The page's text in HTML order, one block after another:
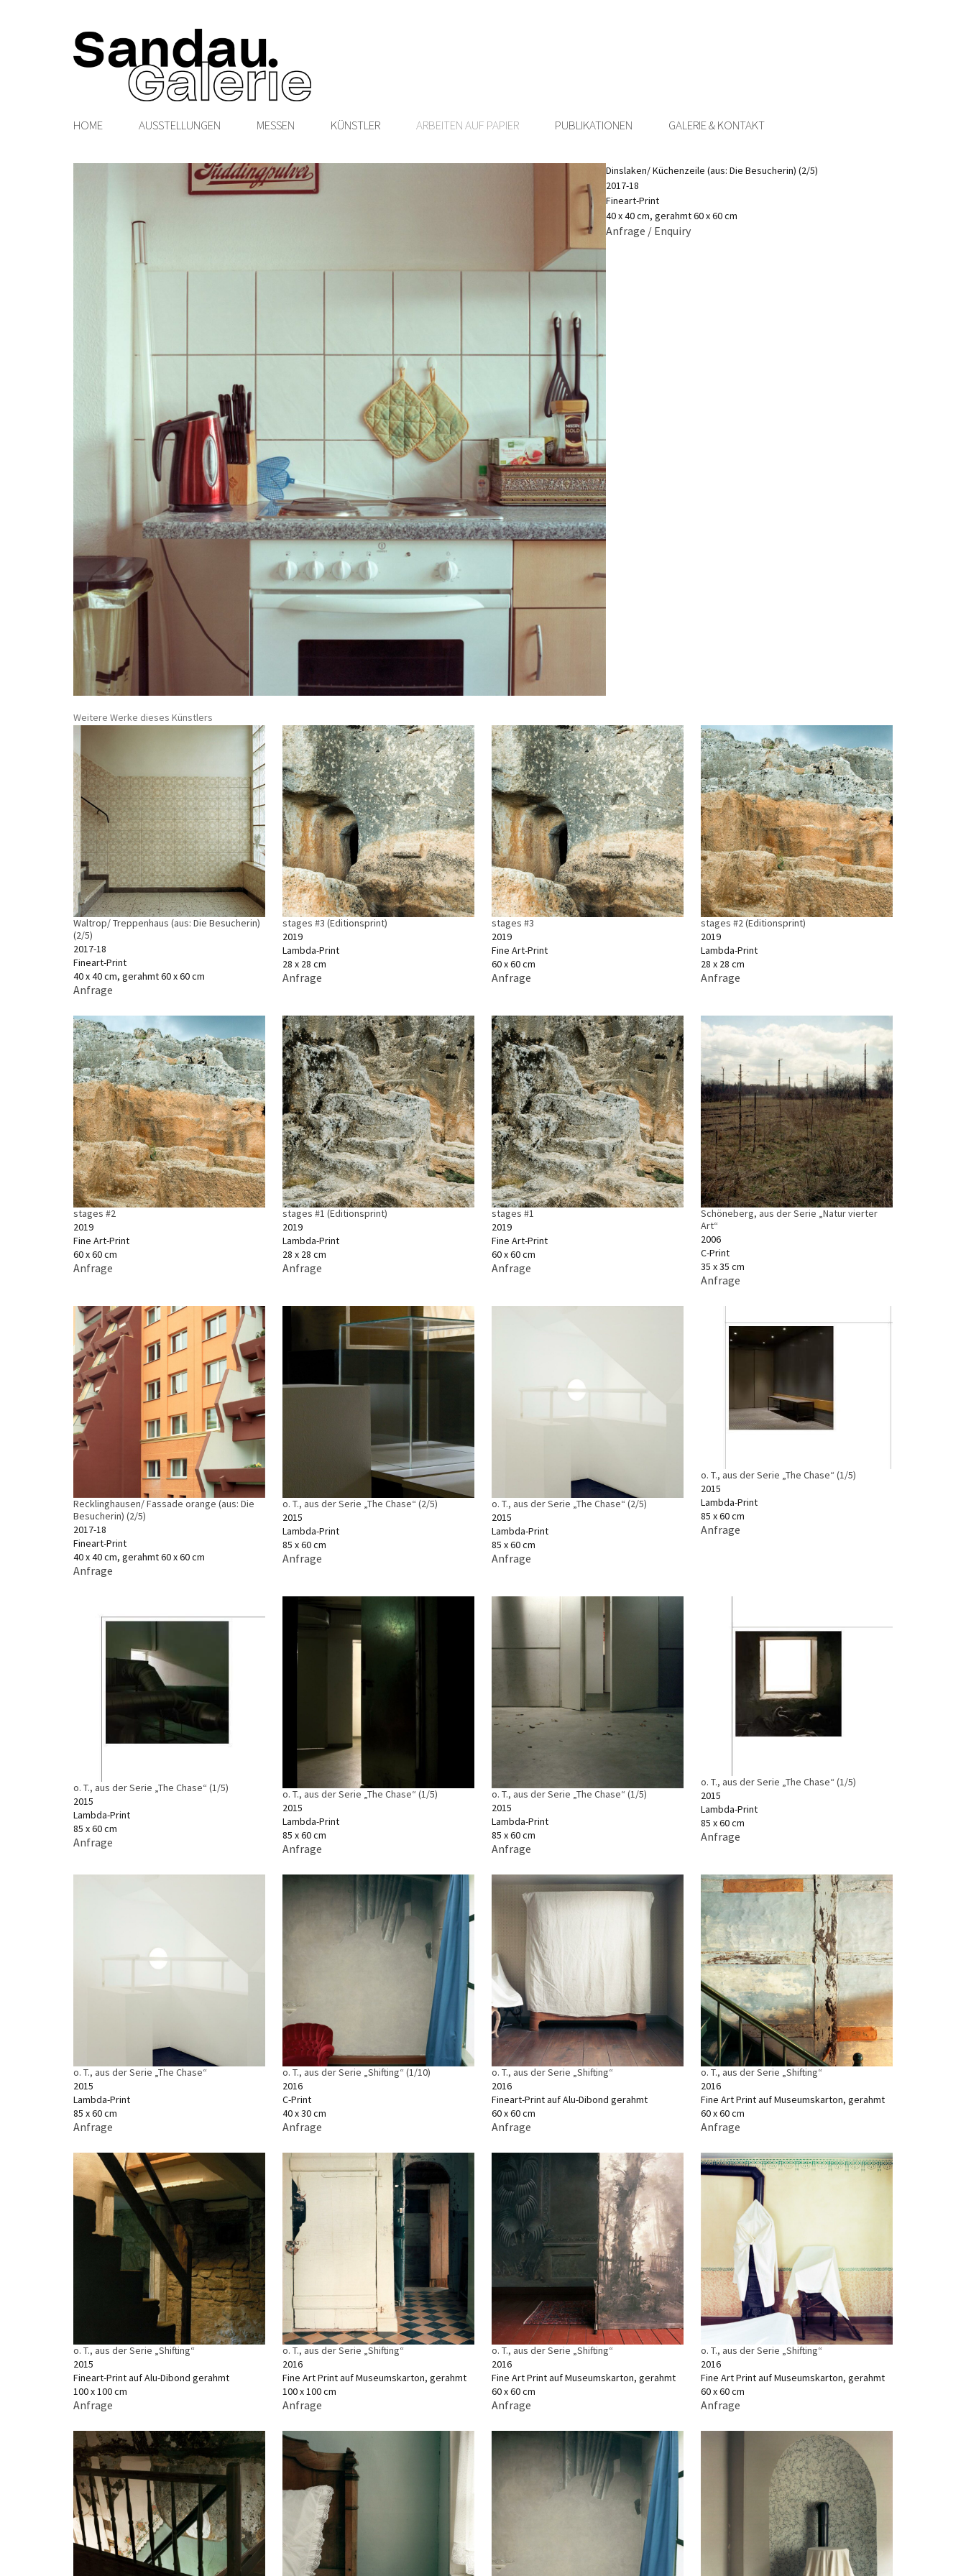
HOME AUSSTELLUNGEN MESSEN KÜNSTLER ARBEITEN AUF PAPIER PUBLIKATIONEN GALERIE & KONTAKT
Dinslaken/ Küchenzeile (aus: Die Besucherin) (2/5)
2017-18
Fineart-Print
40 x 40 cm, gerahmt 60 x 60 cm
Anfrage / Enquiry
Weitere Werke dieses Künstlers
Waltrop/ Treppenhaus (aus: Die Besucherin)
(2/5)
2017-18
Fineart-Print
40 x 40 cm, gerahmt 60 x 60 cm
Anfrage
stages #3 (Editionsprint)
2019
Lambda-Print
28 x 28 cm
Anfrage
stages #3
2019
Fine Art-Print
60 x 60 cm
Anfrage
stages #2 (Editionsprint)
2019
Lambda-Print
28 x 28 cm
Anfrage
stages #2
2019
Fine Art-Print
60 x 60 cm
Anfrage
stages #1 (Editionsprint)
2019
Lambda-Print
28 x 28 cm
Anfrage
stages #1
2019
Fine Art-Print
60 x 60 cm
Anfrage
Schöneberg, aus der Serie „Natur vierter
Art“
2006
C-Print
35 x 35 cm
Anfrage
Recklinghausen/ Fassade orange (aus: Die
Besucherin) (2/5)
2017-18
Fineart-Print
40 x 40 cm, gerahmt 60 x 60 cm
Anfrage
o. T., aus der Serie „The Chase“ (2/5)
2015
Lambda-Print
85 x 60 cm
Anfrage
o. T., aus der Serie „The Chase“ (2/5)
2015
Lambda-Print
85 x 60 cm
Anfrage
o. T., aus der Serie „The Chase“ (1/5)
2015
Lambda-Print
85 x 60 cm
Anfrage
o. T., aus der Serie „The Chase“ (1/5)
2015
Lambda-Print
85 x 60 cm
Anfrage
o. T., aus der Serie „The Chase“ (1/5)
2015
Lambda-Print
85 x 60 cm
Anfrage
o. T., aus der Serie „The Chase“ (1/5)
2015
Lambda-Print
85 x 60 cm
Anfrage
o. T., aus der Serie „The Chase“ (1/5)
2015
Lambda-Print
85 x 60 cm
Anfrage
o. T., aus der Serie „The Chase“
2015
Lambda-Print
85 x 60 cm
Anfrage
o. T., aus der Serie „Shifting“ (1/10)
2016
C-Print
40 x 30 cm
Anfrage
o. T., aus der Serie „Shifting“
2016
Fineart-Print auf Alu-Dibond gerahmt
60 x 60 cm
Anfrage
o. T., aus der Serie „Shifting“
2016
Fine Art Print auf Museumskarton, gerahmt
60 x 60 cm
Anfrage
o. T., aus der Serie „Shifting“
2015
Fineart-Print auf Alu-Dibond gerahmt
100 x 100 cm
Anfrage
o. T., aus der Serie „Shifting“
2016
Fine Art Print auf Museumskarton, gerahmt
100 x 100 cm
Anfrage
o. T., aus der Serie „Shifting“
2016
Fine Art Print auf Museumskarton, gerahmt
60 x 60 cm
Anfrage
o. T., aus der Serie „Shifting“
2016
Fine Art Print auf Museumskarton, gerahmt
60 x 60 cm
Anfrage